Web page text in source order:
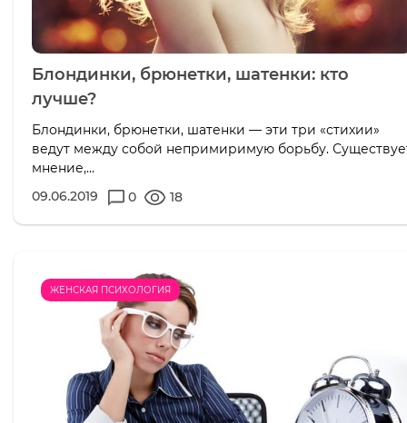
Блондинки, брюнетки, шатенки: кто
лучше?
Блондинки, брюнетки, шатенки — эти три «стихии»
ведут между собой непримиримую борьбу.
мнение,...
09.06.2019
0 18
ЖЕНСКАЯ ПСИХОЛОГИЯ